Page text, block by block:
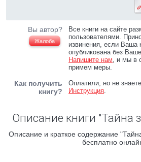
Вы автор?
Жалоба
Все книги на сайте
пользователями.
извинения, если Ваша
опубликована без
Напишите нам, и мы в
примем меры.
Как получить
книгу?
Оплатили, но не
Инструкция.
Описание книги "Тайна
Описание и краткое содержание
бесплатно